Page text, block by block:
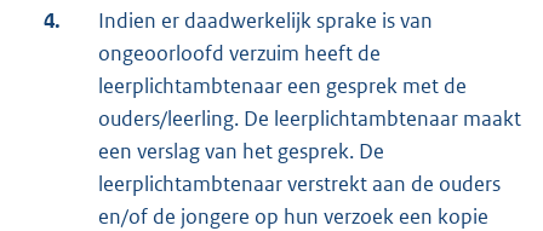
4.
Indien er daadwerkelijk sprake is van
ongeoorloofd verzuim heeft de
leerplichtambtenaar een gesprek met de
ouders/leerling. De leerplichtambtenaar maakt
een verslag van het gesprek. De
leerplichtambtenaar verstrekt aan de ouders
en/of de jongere op hun verzoek een kopie